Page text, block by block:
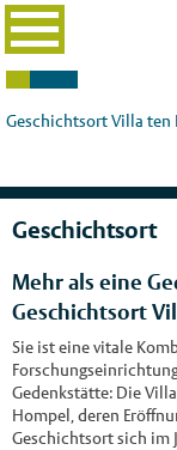
Geschichtsort Villa ten
Geschichtsort
Mehr als eine
Geschichtsort
Sie ist eine vitale
Gedenkstätte: Die
Hompel, deren
Geschichtsort sich im